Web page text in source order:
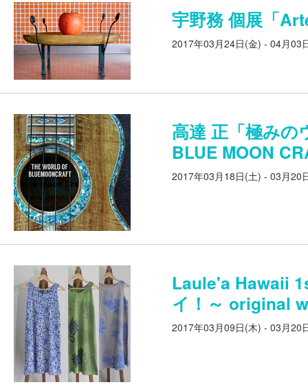
宇野務 個展「
2017年03月24日(金) - 04月03
高達 正「極みの
BLUE MOON
2017年03月18日(土) - 03月20
Laule'a Hawaii
イ！～ original
2017年03月09日(木) - 03月20